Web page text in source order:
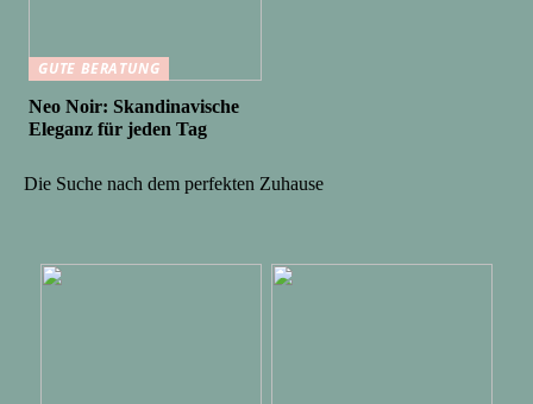
GUTE BERATUNG
Neo Noir: Skandinavische
Eleganz für jeden Tag
Die Suche nach dem perfekten Zuhause